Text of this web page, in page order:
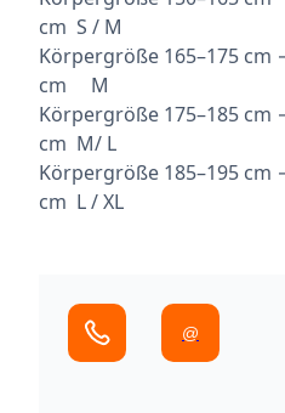
cm S / M
Körpergröße 165–175 cm
cm M
Körpergröße 175–185 cm
cm M/ L
Körpergröße 185–195 cm
cm L / XL
@